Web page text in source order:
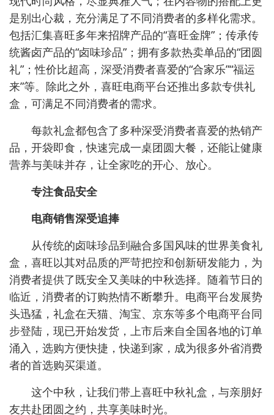
是别出心裁，充分满足了不同消费者的多样化需求。
包括汇集喜旺多年来招牌产品的“喜旺金牌”；传承传
统酱卤产品的“卤味珍品”；拥有多款热卖单品的“团圆
礼”；性价比超高，深受消费者喜爱的“合家乐”“福运
来”等。除此之外，喜旺电商平台还推出多款专供礼
盒，可满足不同消费者的需求。
每款礼盒都包含了多种深受消费者喜爱的热销产
品，开袋即食，快速完成一桌团圆大餐，还能让健康
营养与美味并存，让全家吃的开心、放心。
专注食品安全
电商销售深受追捧
从传统的卤味珍品到融合多国风味的世界美食礼
盒，喜旺以其对品质的严苛把控和创新研发能力，为
消费者提供了既安全又美味的中秋选择。随着节日的
临近，消费者的订购热情不断攀升。电商平台发展势
头迅猛，礼盒在天猫、淘宝、京东等多个电商平台同
步登陆，现已开始发货，上市后来自全国各地的订单
涌入，选购方便快捷，快递到家，成为很多外省消费
者的首选购买渠道。
这个中秋，让我们带上喜旺中秋礼盒，与亲朋好
友共赴团圆之约，共享美味时光。